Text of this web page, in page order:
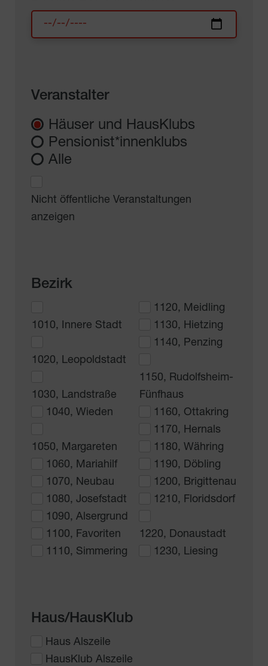
Veranstalter
Häuser und HausKlubs
Pensionist*innenklubs
Alle
Nicht öffentliche Veranstaltungen
anzeigen
Bezirk
1010, Innere Stadt
1020, Leopoldstadt
1030, Landstraße
1040, Wieden
1050, Margareten
1060, Mariahilf
1070, Neubau
1080, Josefstadt
1090, Alsergrund
1100, Favoriten
1110, Simmering
1120, Meidling
1130, Hietzing
1140, Penzing
1150, Rudolfsheim-
Fünfhaus
1160, Ottakring
1170, Hernals
1180, Währing
1190, Döbling
1200, Brigittenau
1210, Floridsdorf
1220, Donaustadt
1230, Liesing
Haus/HausKlub
Haus Alszeile
HausKlub Alszeile